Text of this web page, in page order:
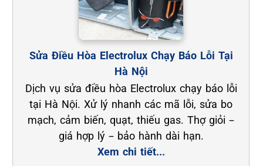
Sửa Điều Hòa Electrolux Chạy Báo Lỗi Tại
Hà Nội
Dịch vụ sửa điều hòa Electrolux chạy báo lỗi
tại Hà Nội. Xử lý nhanh các mã lỗi, sửa bo
mạch, cảm biến, quạt, thiếu gas. Thợ giỏi –
giá hợp lý – bảo hành dài hạn.
Xem chi tiết...